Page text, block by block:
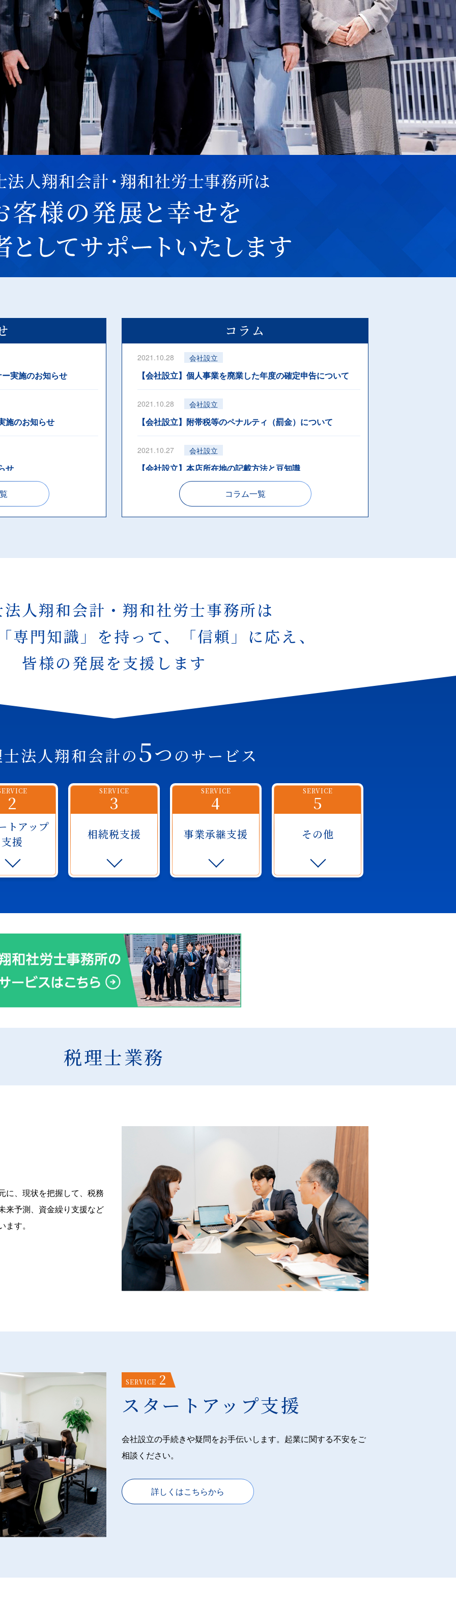
実施のお知らせ
施のお知らせ
せ
せ
が始まります★
コラム
2021.10.28 会社設立
【会社設立】個人事業を廃業した年度の確定申告について
2021.10.28 会社設立
【会社設立】附帯税等のペナルティ（罰金）について
2021.10.27 会社設立
【会社設立】本店所在地の記載方法と豆知識
【会社設立】法人の事業年度と決算期の決め方について
【会社設立】就業規則の作成について
【会社設立】電子定款にすると収入印紙代4万円削減できま
す
コラム一覧
人翔和会計・ 翔和社労士事務所は
専⾨知識」を持って、
「信頼」に応え、
皆様の発展を支援します
法人翔和会計の5つ のサービス
2
トアップ
支援
SERVICE
3
相続税支援
SERVICE
4
事業承継支援
SERVICE
5
その他
税理士業務
に、現状を把握して、税務
来予測、資金繰り支援など
す。
SERVICE 2
スタートアップ支援
会社設立の手続きや疑問をお手伝いします。起業に関する不安をご
相談ください。
詳しくはこちらから